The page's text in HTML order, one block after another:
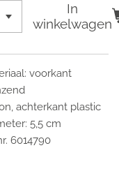
In
winkelwagen
voorkant
achterkant plastic
5,5 cm
6014790